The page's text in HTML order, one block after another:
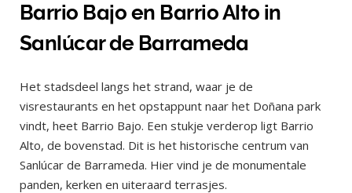
Barrio Bajo en Barrio Alto in
Sanlúcar de Barrameda
Het stadsdeel langs het strand, waar je de
visrestaurants en het opstappunt naar het Doñana park
vindt, heet Barrio Bajo. Een stukje verderop ligt Barrio
Alto, de bovenstad. Dit is het historische centrum van
Sanlúcar de Barrameda. Hier vind je de monumentale
panden, kerken en uiteraard terrasjes.